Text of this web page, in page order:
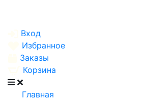
Вход
Избранное
Заказы
Корзина
Главная